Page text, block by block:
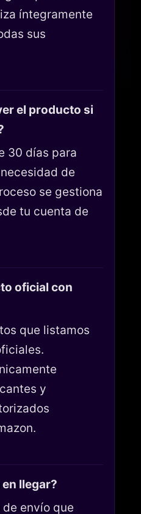
íntegramente
sus
el producto si
30 días para
de
se gestiona
tu cuenta de
oficial con
que listamos
y
llegar?
envío que